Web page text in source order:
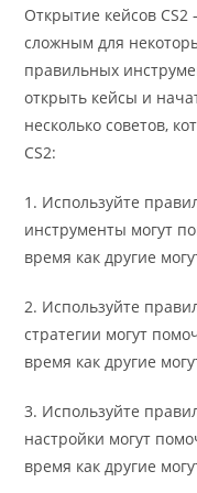
Открытие кейсов
сложным для
правильных
открыть кейсы и
несколько советов,
CS2:
1. Используйте
инструменты могут
время как другие
2. Используйте
стратегии могут
время как другие
3. Используйте
настройки могут
время как другие